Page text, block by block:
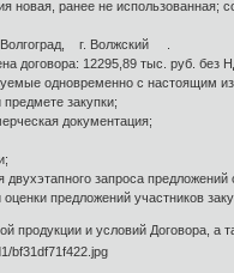
ранее не использованная;
г. Волжский .
договора: 12295,89 тыс. руб. без
одновременно с настоящим
закупки;
документация;
запроса предложений
предложений участников
и условий Договора, а